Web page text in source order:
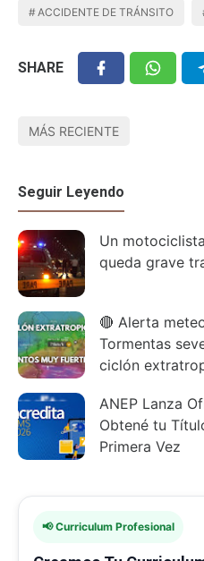
ACCIDENTE DE TRÁNSITO
SHARE
MÁS RECIENTE
Seguir Leyendo
Un
queda grave
🔴 Alerta
Tormentas
ciclón
ANEP Lanza
Obtené tu
Primera Vez
📢 Curriculum Profesional